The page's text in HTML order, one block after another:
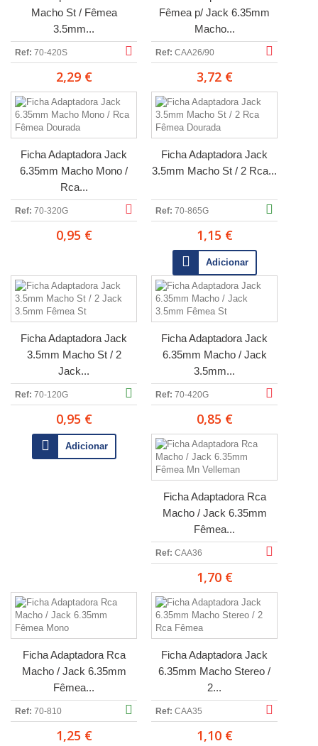
Macho St / Fêmea
3.5mm...
Ref: 70-420S
2,29 €
Fêmea p/ Jack 6.35mm
Macho...
Ref: CAA26/90
3,72 €
Ficha Adaptadora Jack
6.35mm Macho Mono /
Rca...
Ref: 70-320G
0,95 €
Ficha Adaptadora Jack
3.5mm Macho St / 2 Rca...
Ref: 70-865G
1,15 €
Adicionar
Ficha Adaptadora Jack
3.5mm Macho St / 2
Jack...
Ref: 70-120G
0,95 €
Adicionar
Ficha Adaptadora Jack
6.35mm Macho / Jack
3.5mm...
Ref: 70-420G
0,85 €
Ficha Adaptadora Rca
Macho / Jack 6.35mm
Fêmea...
Ref: CAA36
1,70 €
Ficha Adaptadora Rca
Macho / Jack 6.35mm
Fêmea...
Ref: 70-810
1,25 €
Ficha Adaptadora Jack
6.35mm Macho Stereo /
2...
Ref: CAA35
1,10 €